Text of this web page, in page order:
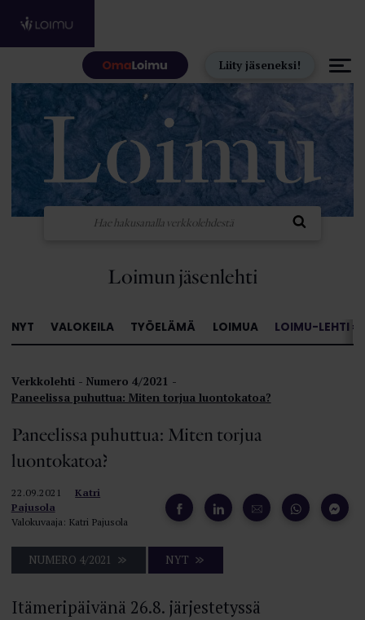
Liity jäseneksi!
Loimun jäsenlehti
NYT VALOKEILA TYÖELÄMÄ LOIMUA LOIMU-LEHTI »
Verkkolehti
Numero 4/2021
Paneelissa puhuttua: Miten torjua luontokatoa?
Paneelissa puhuttua: Miten torjua
luontokatoa?
22.09.2021
Katri
Pajusola
Valokuvaaja: Katri Pajusola
NUMERO 4/2021 NYT
Itämeripäivänä 26.8. järjestetyssä